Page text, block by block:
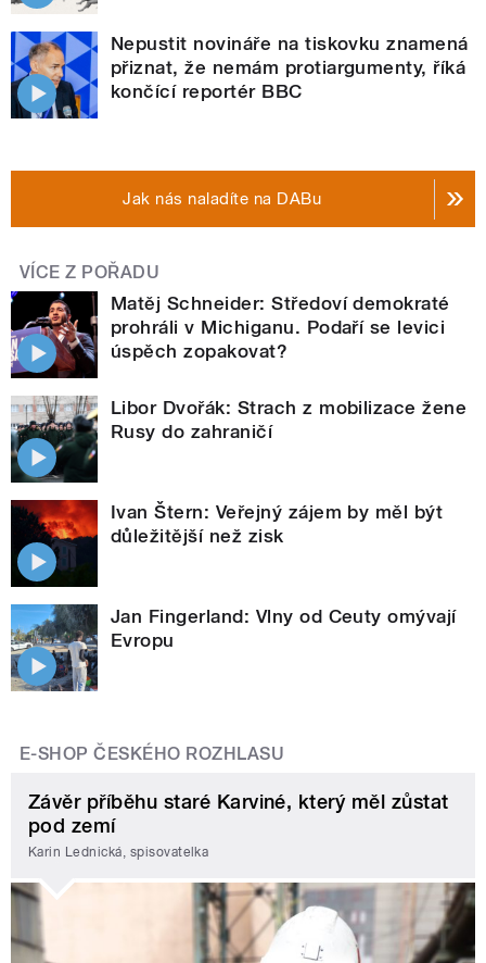
Nepustit novináře na tiskovku znamená
přiznat, že nemám protiargumenty, říká
končící reportér BBC
Jak nás naladíte na DABu
VÍCE Z POŘADU
Matěj Schneider: Středoví demokraté
prohráli v Michiganu. Podaří se levici
úspěch zopakovat?
Libor Dvořák: Strach z mobilizace žene
Rusy do zahraničí
Ivan Štern: Veřejný zájem by měl být
důležitější než zisk
Jan Fingerland: Vlny od Ceuty omývají
Evropu
E-SHOP ČESKÉHO ROZHLASU
Závěr příběhu staré Karviné, který měl zůstat
pod zemí
Karin Lednická, spisovatelka